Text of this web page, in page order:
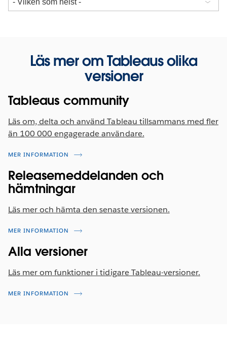
Läs mer om Tableaus olika
versioner
Tableaus community
Läs om, delta och använd Tableau tillsammans med fler
än 100 000 engagerade användare.
MER INFORMATION
Releasemeddelanden och
hämtningar
Läs mer och hämta den senaste versionen.
MER INFORMATION
Alla versioner
Läs mer om funktioner i tidigare Tableau-versioner.
MER INFORMATION